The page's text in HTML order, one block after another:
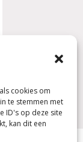
cookies om
te stemmen met
ID's op deze site
kan dit een